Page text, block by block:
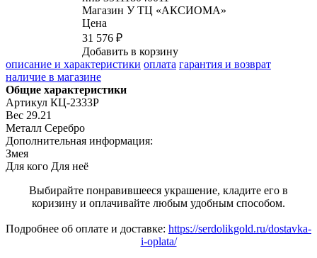
Магазин У ТЦ «АКСИОМА»
Цена
31 576 ₽
Добавить в корзину
описание и характеристики оплата гарантия и возврат
наличие в магазине
Общие характеристики
Артикул КЦ-2333Р
Вес 29.21
Металл Серебро
Дополнительная информация:
Змея
Для кого Для неё
Выбирайте понравившееся украшение, кладите его в
коризину и оплачивайте любым удобным способом.
Подробнее об оплате и доставке: https://serdolikgold.ru/dostavka-
i-oplata/